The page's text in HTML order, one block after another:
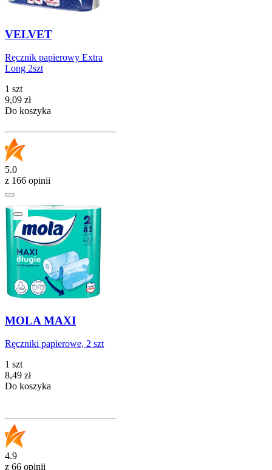
VELVET
Ręcznik papierowy Extra
Long 2szt
1 szt
Cena
9,09 zł
Do koszyka
5.0
z 166 opinii
MOLA MAXI
Ręczniki papierowe, 2 szt
1 szt
Cena
8,49 zł
Do koszyka
4.9
z 66 opinii